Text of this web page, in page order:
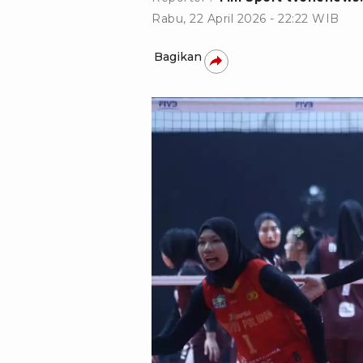
Rabu, 22 April 2026 - 22:22 WIB
Bagikan